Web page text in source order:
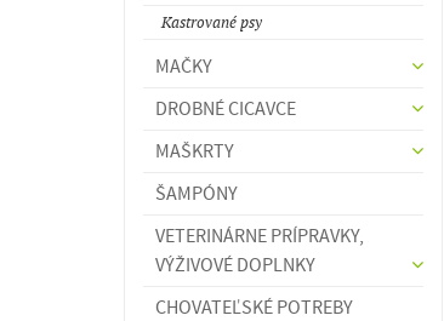
Kastrované psy
MAČKY
DROBNÉ CICAVCE
MAŠKRTY
ŠAMPÓNY
VETERINÁRNE PRÍPRAVKY,
VÝŽIVOVÉ DOPLNKY
CHOVATEĽSKÉ POTREBY